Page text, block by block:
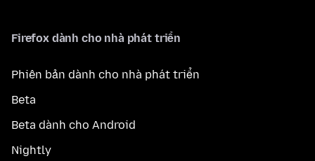
Firefox dành cho nhà phát triển
Phiên bản dành cho nhà phát triển
Beta
Beta dành cho Android
Nightly